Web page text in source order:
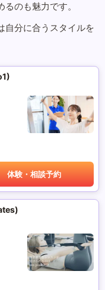
のも魅力です。
自分に合うスタイルを
体験・相談予約